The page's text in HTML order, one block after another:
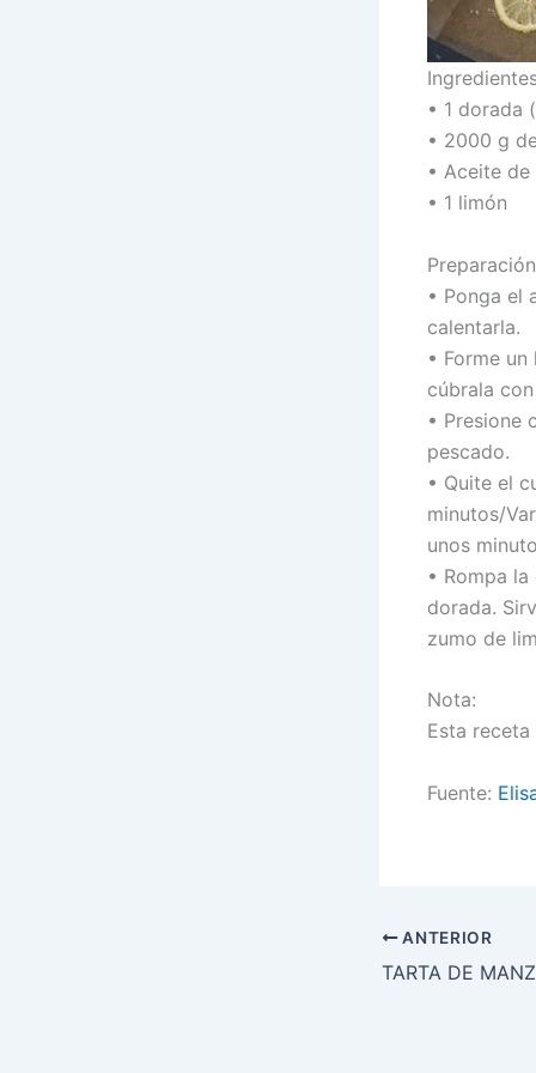
• 1 dorada
• 2000 g
• Aceite
• 1 limón
• Ponga el
calentarla.
• Forme
cúbrala
• Presione
pescado.
• Quite el
minutos/
unos
• Rompa
dorada.
zumo de
Nota:
Esta
Fuente:
ANTERIOR
TARTA DE